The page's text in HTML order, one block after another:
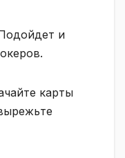
и
карты